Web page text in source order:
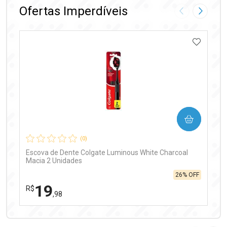
Ofertas Imperdíveis Imagem
(0)
Escova de Dente Colgate Luminous White Charcoal
Macia 2 Unidades
R$19,98
26% OFF
COMPRAR